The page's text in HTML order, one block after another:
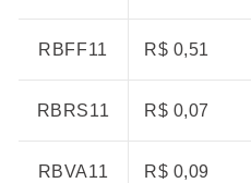
RBFF11 R$ 0,51
RBRS11 R$ 0,07
RBVA11 R$ 0,09